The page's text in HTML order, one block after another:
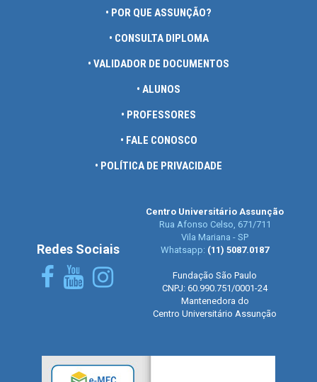
• POR QUE ASSUNÇÃO?
• CONSULTA DIPLOMA
• VALIDADOR DE DOCUMENTOS
• ALUNOS
• PROFESSORES
• FALE CONOSCO
• POLÍTICA DE PRIVACIDADE
Redes Sociais
Centro Universitário Assunção
Rua Afonso Celso, 671/711
Vila Mariana - SP
Whatsapp: (11) 5087.0187
Fundação São Paulo
CNPJ: 60.990.751/0001-24
Mantenedora do
Centro Universitário Assunção